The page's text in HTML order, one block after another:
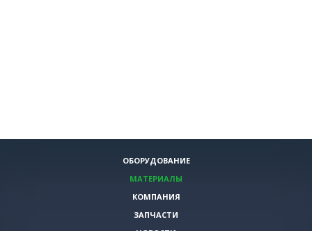
ОБОРУДОВАНИЕ
МАТЕРИАЛЫ
КОМПАНИЯ
ЗАПЧАСТИ